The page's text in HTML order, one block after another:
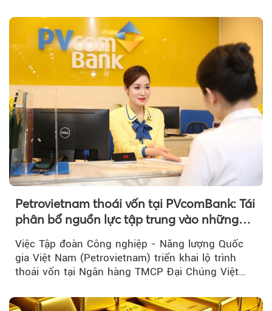
thương hiệu.
Petrovietnam thoái vốn tại PVcomBank: Tái
phân bổ nguồn lực tập trung vào những
Việc Tập đoàn Công nghiệp - Năng lượng Quốc
gia Việt Nam (Petrovietnam) triển khai lộ trình
thoái vốn tại Ngân hàng TMCP Đại Chúng Việt